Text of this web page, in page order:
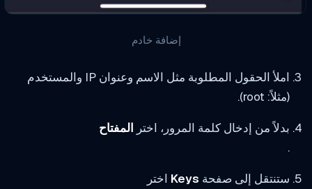
إضافة خادم
املأ الحقول المطلوبة مثل الاسم وعنوان IP والمستخدم
(مثلاً: root).
بدلاً من إدخال كلمة المرور، اخترالمفتاح
ستنتقل إلى صفحةKeysاختر